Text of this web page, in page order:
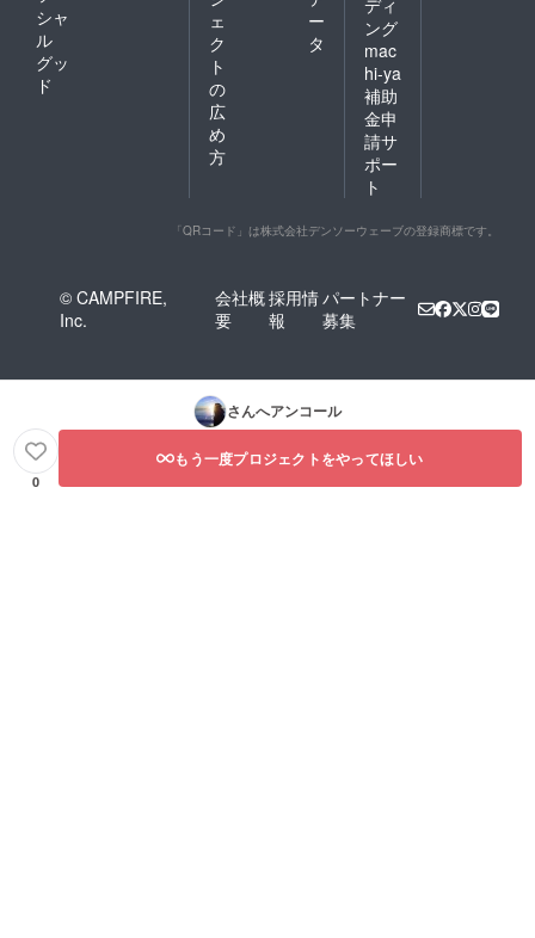
シャ
ル
グッ
ド
ェ
ク
ト
の
広
め
方
ー
タ
ング
mac
hi-ya
補助
金申
請サ
ポー
ト
「QRコード」は株式会社デンソーウェーブの登録商標です。
© CAMPFIRE,
Inc.
会社概
要
採用情
報
パートナー
募集
さんへアンコール
0
もう一度プロジェクトをやってほしい